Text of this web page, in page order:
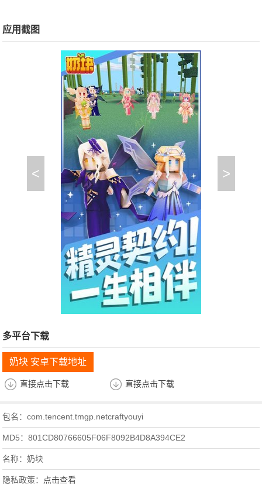
应用截图
< >
多平台下载
奶块 安卓下载地址
直接点击下载 直接点击下载
包名：com.tencent.tmgp.netcraftyouyi
MD5：801CD80766605F06F8092B4D8A394CE2
名称：奶块
隐私政策： 点击查看